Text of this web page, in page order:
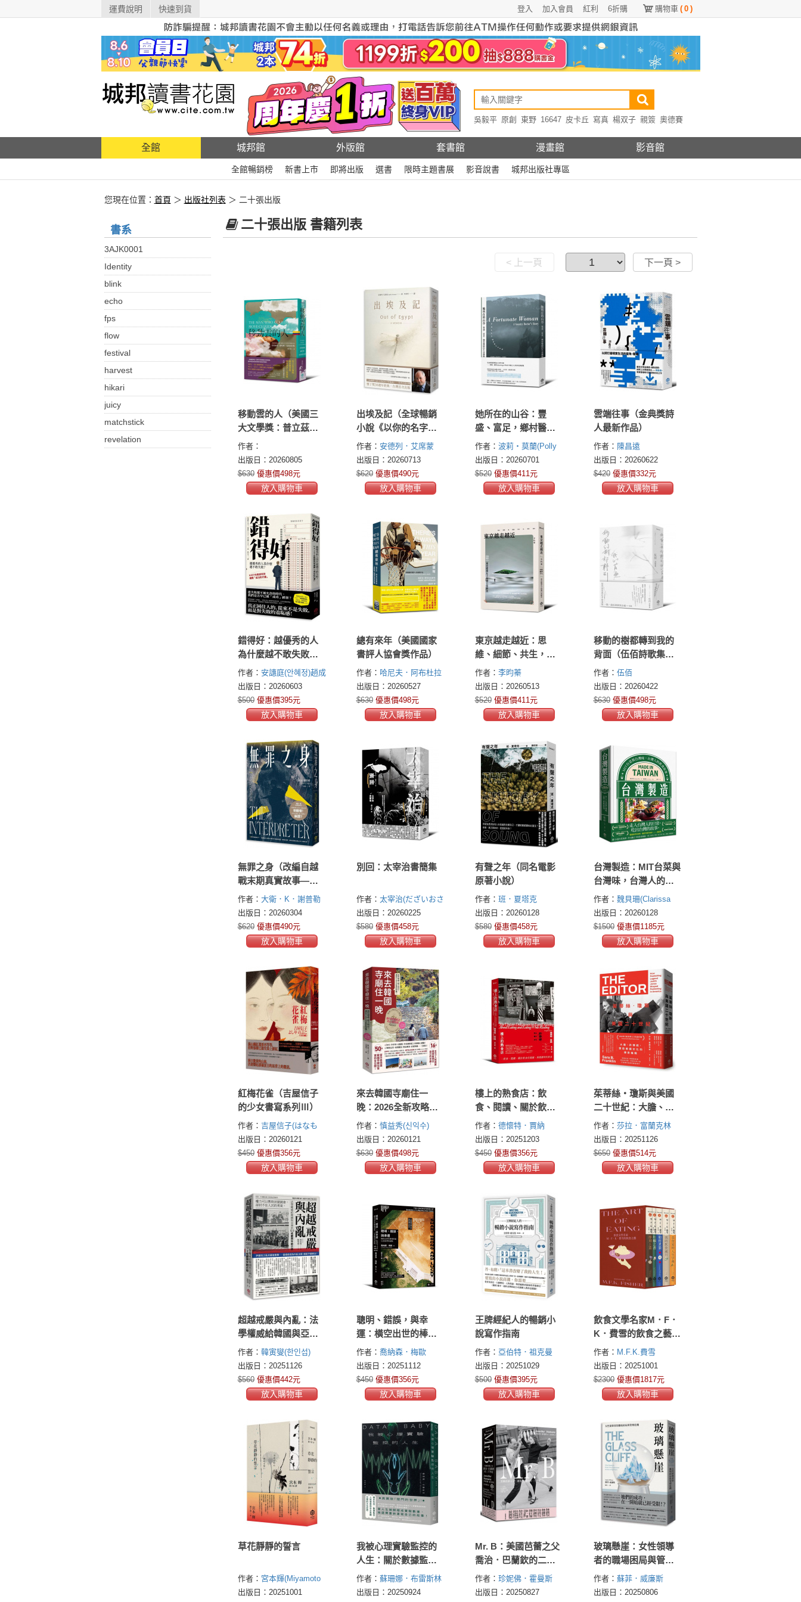
運費說明 快速到貨 購物車 ( 0 )
6折購
紅利
加入會員
登入
吳毅平 原創 東野 16647 皮卡丘 寫真 楊双子 親簽 奧德賽
全館 城邦館 外版館 套書館 漫畫館 影音館
全館暢銷榜 新書上市 即將出版 選書 限時主題書展 影音說書 城邦出版社專區
您現在位置： 首頁 ＞ 出版社列表 ＞ 二十張出版
書系
3AJK0001
Identity
blink
echo
fps
flow
festival
harvest
hikari
juicy
matchstick
revelation
二十張出版 書籍列表
< 上一頁 下一頁 >
移動雲的人（美國三
大文學獎：普立茲自
傳獎、國家圖書獎、
國家書評人協會獎決
選作品）
作者：
出版日：20260805
$630 優惠價498元
放入購物車
出埃及記（全球暢銷
小說《以你的名字呼
喚我》——作者首部
自傳）
作者： 安德列．艾席蒙
(André Aciman)
出版日：20260713
$620 優惠價490元
放入購物車
她所在的山谷：豐
盛、富足，鄉村醫師
的生命餽贈
作者： 波莉・莫蘭(Polly
Morland)
出版日：20260701
$520 優惠價411元
放入購物車
雲端往事（金典獎詩
人最新作品）
作者： 陳昌遠
出版日：20260622
$420 優惠價332元
放入購物車
錯得好：越優秀的人
為什麼越不敢失敗？
——KAIST失敗研究
所揭開「成功的代
價」
作者： 安譓庭(안혜정)趙成
浩(조성호)李光炯(이광형)
出版日：20260603
$500 優惠價395元
放入購物車
總有來年（美國國家
書評人協會獎作品）
作者： 哈尼夫．阿布杜拉
奇布(Hanif Abdurraqib)
出版日：20260527
$630 優惠價498元
放入購物車
東京越走越近：思
維、細節、共生，東
京建築女子相遇日常
靜美
作者： 李昀蓁
出版日：20260513
$520 優惠價411元
放入購物車
移動的樹都轉到我的
背面（伍佰詩歌集
1990–2026）
作者： 伍佰
出版日：20260422
$630 優惠價498元
放入購物車
無罪之身（改編自越
戰末期真實故事——
普立茲獎得主大衛．
K．謝普勒最新史詩鉅
作）
作者： 大衛．K．謝普勒
(David K. Shipler)
出版日：20260304
$620 優惠價490元
放入購物車
別回：太宰治書簡集
作者： 太宰治(だざいおさ
む Dazai Osamu)
出版日：20260225
$580 優惠價458元
放入購物車
有聲之年（同名電影
原著小說）
作者： 班．夏塔克
出版日：20260128
$580 優惠價458元
放入購物車
台灣製造：MIT台菜與
台灣味，台灣人的飲
食故事
作者： 魏貝珊(Clarissa
Wei)
出版日：20260128
$1500 優惠價1185元
放入購物車
紅梅花雀（吉屋信子
的少女書寫系列Ⅲ）
作者： 吉屋信子(はなも
のがたり)
出版日：20260121
$450 優惠價356元
放入購物車
來去韓國寺廟住一
晚：2026全新攻略！
韓國寺廟旅宿Temple
Stay 50
作者： 慎益秀(신익수)
出版日：20260121
$630 優惠價498元
放入購物車
樓上的熟食店：飲
食、閱讀、關於飲食
的閱讀，與閱讀時的
飲食
作者： 德懷特．賈納
(Dwight Garner)
出版日：20251203
$450 優惠價356元
放入購物車
茱蒂絲‧瓊斯與美國
二十世紀：大膽、非
傳統，塑造美國文化
的傳奇編輯
作者： 莎拉．富蘭克林
(Sara B. Franklin)
出版日：20251126
$650 優惠價514元
放入購物車
超越戒嚴與內亂：法
學權威給韓國與亞洲
的12·3戒嚴周年啟示錄
作者： 韓寅燮(한인섭)
出版日：20251126
$560 優惠價442元
放入購物車
聰明、錯誤，與幸
運：橫空出世的棒壇
明星，以及他們的起
點
作者： 喬納森．梅歐
(Jonathan Mayo)
出版日：20251112
$450 優惠價356元
放入購物車
王牌經紀人的暢銷小
說寫作指南
作者： 亞伯特．祖克曼
(Albert Zuckerman)
出版日：20251029
$500 優惠價395元
放入購物車
飲食文學名家M．F．
K．費雪的飲食之藝
【限量書盒經典珍藏
版（全五冊）】附：
台灣飲食作家導讀別
冊
作者： M.F.K.費雪
出版日：20251001
$2300 優惠價1817元
放入購物車
草花靜靜的誓言
作者： 宮本輝(Miyamoto
Teru)
出版日：20251001
我被心理實驗監控的
人生：關於數據監控
與人格發展交錯的自
我反思
作者： 蘇珊娜．布雷斯林
(Susannah Breslin)
出版日：20250924
Mr. B：美國芭蕾之父
喬治．巴蘭欽的二十
世紀
作者： 珍妮佛．霍曼斯
(Jennifer Homans)
出版日：20250827
玻璃懸崖：女性領導
者的職場困局與管理
危機
作者： 蘇菲．威廉斯
(Sophie Williams)
出版日：20250806